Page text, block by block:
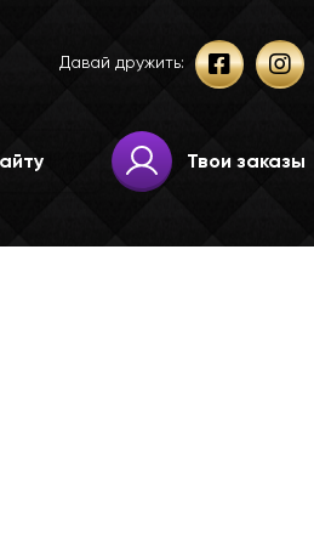
Давай дружить:
Твои заказы